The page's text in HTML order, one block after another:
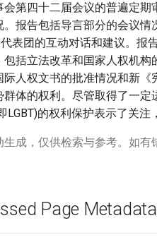
第四十二届会议的普遍定
报告包括导言部分的会议
表团的互动对话和建议。报
括立法改革和国家人权机
人权文书的批准情况和新
体的权利。尽管取得了一
的权利保护表示了关注
成，仅供检索与参考。如
Page Metadata]